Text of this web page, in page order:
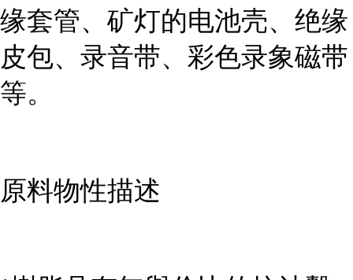
缘套管、矿灯的电池壳、绝缘
皮包、录音带、彩色录象磁带
等。
原料物性描述